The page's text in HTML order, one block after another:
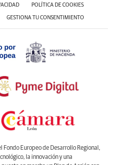
POLÍTICA DE COOKIES
GESTIONA TU CONSENTIMIENTO
Europeo de Desarrollo Regional,
la innovación y una